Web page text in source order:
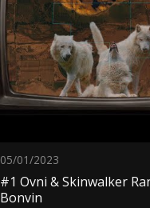
05/01/2023
#1 Ovni & Skinwalker
Bonvin